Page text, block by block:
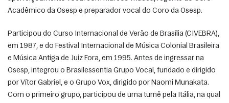
Acadêmico da Osesp e preparador vocal do Coro da Osesp.
Participou do Curso Internacional de Verão de Brasília (CIVEBRA),
em 1987, e do Festival Internacional de Música Colonial Brasileira
e Música Antiga de Juiz Fora, em 1995. Antes de ingressar na
Osesp, integrou o Brasilessentia Grupo Vocal, fundado e dirigido
por Vítor Gabriel, e o Grupo Vox, dirigido por Naomi Munakata.
Com o primeiro grupo, participou de uma turnê pela Itália, na qual